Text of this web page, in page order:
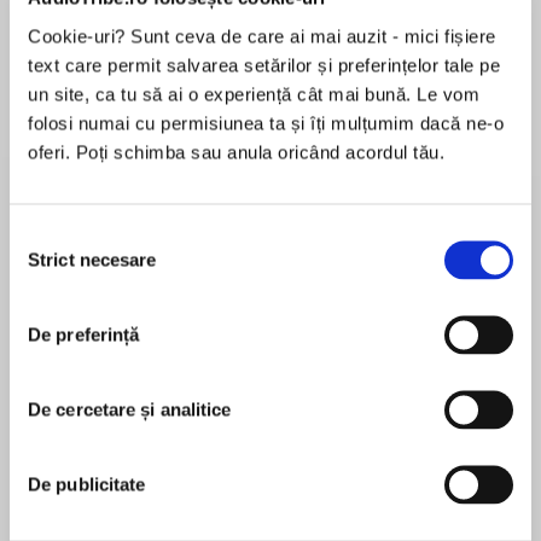
Cookie-uri? Sunt ceva de care ai mai auzit - mici fișiere
text care permit salvarea setărilor și preferințelor tale pe
un site, ca tu să ai o experiență cât mai bună. Le vom
folosi numai cu permisiunea ta și îți mulțumim dacă ne-o
oferi. Poți schimba sau anula oricând acordul tău.
consimțământului
Strict necesare
De preferință
De cercetare și analitice
De publicitate
Desprecarte
If you’re on the list, someone wants you dead.
pounding story of nine strangers who receive a
begin to die in highly unusual circumstances.
it in the mail. Nothing else, just a list of names
people know or have ever met the others on the
list. They dismiss it as junk mail, a fluke—until
În acest moment nu există recenzii
pentru această carte